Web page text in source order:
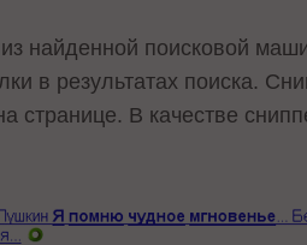
найденной поисковой
в результатах поиска.
странице. В качестве